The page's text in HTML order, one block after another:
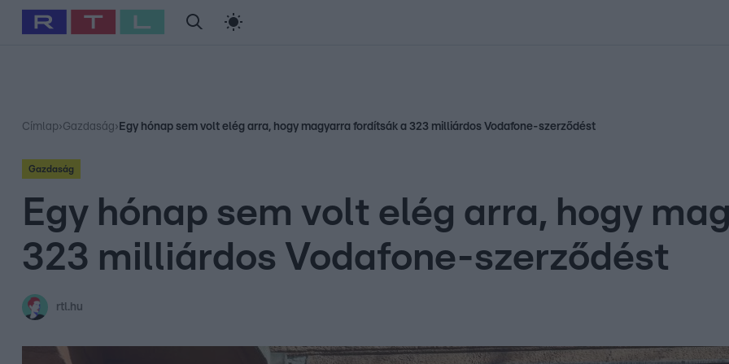
Babits Marcella Szellő István Most Wanted
Címlap›Gazdaság› Egy hónap sem volt elég arra, hogy magyarra fordítsák a 323 milliárdos Vodafone-szerződést
Gazdaság
Egy hónap sem volt elég arra, hogy
323 milliárdos Vodafone-szerződést
rtl.hu